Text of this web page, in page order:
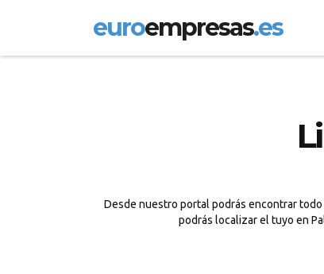
euroempresas.es
Desde nuestro portal podrás encontrar todo
podrás localizar el tuyo en